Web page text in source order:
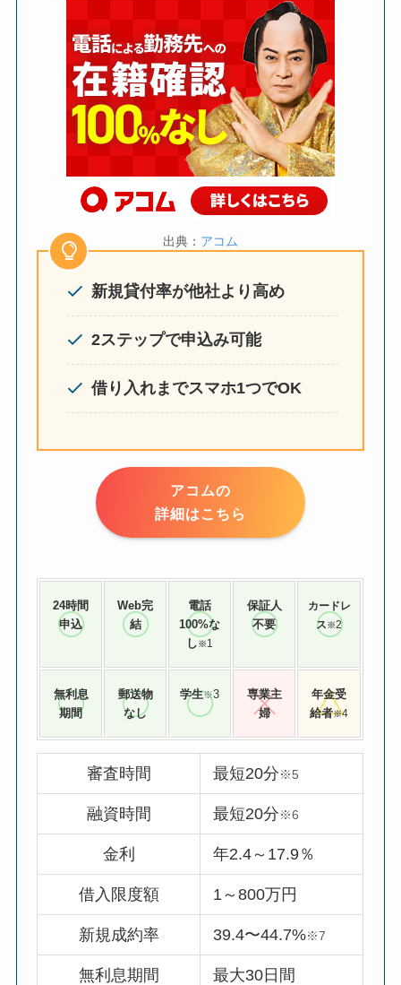
出典： アコム
新規貸付率が他社より高め
2ステップで申込み可能
借り入れまでスマホ1つでOK
アコムの
詳細はこちら
24時間
申込
Web完
結
電話
100%な
し※1
保証人
不要
カードレ
ス※2
無利息
期間
郵送物
なし
学生※3
専業主
婦
年金受
給者※4
審査時間 最短20分※5
融資時間 最短20分※6
金利 年2.4～17.9％
借入限度額 1～800万円
新規成約率 39.4〜44.7%※7
無利息期間 最大30日間